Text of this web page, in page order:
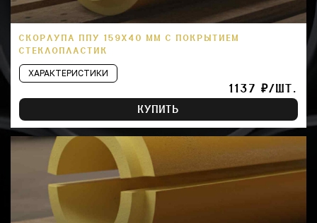
СКОРЛУПА ППУ 159Х40 ММ С ПОКРЫТИЕМ
СТЕКЛОПЛАСТИК
ХАРАКТЕРИСТИКИ
1137 ₽/ШТ.
КУПИТЬ